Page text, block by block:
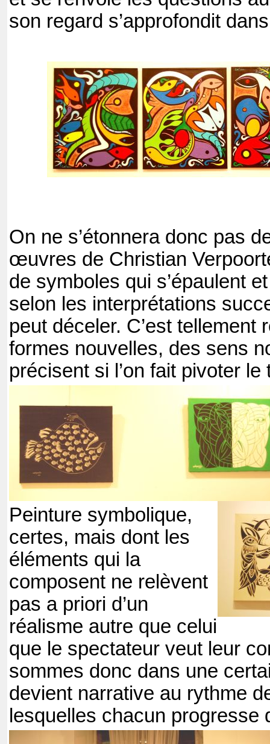
son regard s’approfondit
On ne s’étonnera donc pas
œuvres de Christian
de symboles qui s’épaulent
selon les interprétations
peut déceler. C’est tellement
formes nouvelles, des sens
précisent si l’on fait pivoter le
Peinture symbolique,
certes, mais dont les
éléments qui la
composent ne relèvent
pas a priori d’un
réalisme autre que celui
que le spectateur veut leur
sommes donc dans une
devient narrative au rythme
lesquelles chacun progresse